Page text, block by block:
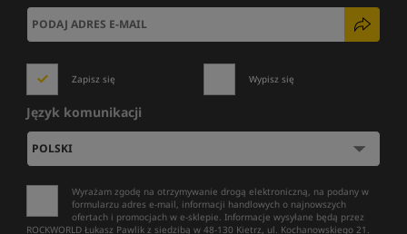
Zapisz się Wypisz się
Język komunikacji
Wyrażam zgodę na otrzymywanie drogą elektroniczną, na podany w
formularzu adres e-mail, informacji handlowych o najnowszych
ofertach i promocjach w e-sklepie. Informacje wysyłane będą przez
ROCKWORLD Łukasz Pawlik z siedzibą w 48-130 Kietrz, ul. Kochanowskiego 21.